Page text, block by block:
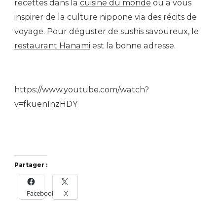
recettes dans la cuisine du monde ou à vous
inspirer de la culture nippone via des récits de
voyage. Pour déguster de sushis savoureux, le
restaurant Hanami est la bonne adresse.
https://www.youtube.com/watch?
v=fkuenInzHDY
Partager :
Facebook X